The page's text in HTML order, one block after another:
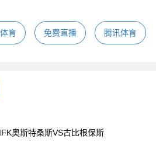
育 免费直播 腾讯体育
奥斯特桑斯VS古比根保斯